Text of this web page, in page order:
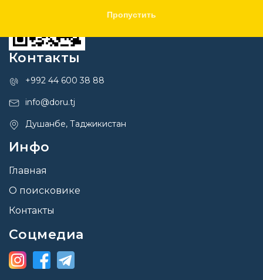
Пропустить
Контакты
+992 44 600 38 88
info@doru.tj
Душанбе, Таджикистан
Инфо
Главная
О поисковике
Контакты
Соцмедиа